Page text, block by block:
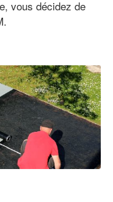
vous décidez de